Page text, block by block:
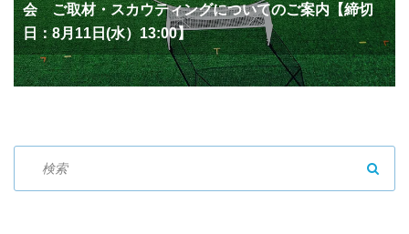
会 ご取材・スカウティングについてのご案内【締切
日：8月11日(水）13:00】